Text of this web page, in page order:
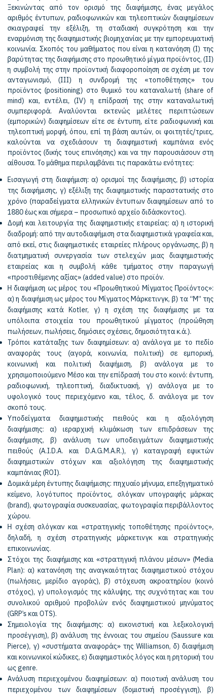
Ξεκινώντας από τον ορισμό της διαφήμισης, ένας μεγάλος
αριθμός έντυπων, ραδιοφωνικών και τηλεοπτικών διαφημίσεων
σκιαγραφεί την εξέλιξη, τη σταδιακή συγκρότηση και την
εναρμόνιση της διαφημιστικής βιομηχανίας με την εμπορευματική
κοινωνία. Σκοπός του μαθήματος που είναι η κατανόηση (Ι) της
βαρύτητας της διαφήμισης στο προωθητικό μίγμα προϊόντος, (ΙΙ)
η συμβολή της στην προϊοντική διαφοροποίηση σε σχέση με τον
ανταγωνισμό, (ΙΙΙ) η συνδρομή της «τοποθέτησης» του
προϊόντος (positioning) στο θυμικό του καταναλωτή (share of
mind) και, εντέλει, (IV) η επίδρασή της στην καταναλωτική
συμπεριφορά. Αναλύονται εκτενώς μελέτες περιπτώσεων
(εμπορικών) διαφημίσεων είτε σε έντυπη, είτε ραδιοφωνική και
τηλεοπτική μορφή, όπου, επί τη βάση αυτών, οι φοιτητές/τριες,
καλούνται να σχεδιάσουν τη διαφημιστική καμπάνια ενός
προϊόντος (δικής τους επινόησης) και να την παρουσιάσουν στη
αίθουσα. Το μάθημα περιλαμβάνει τις παρακάτω ενότητες:
Εισαγωγή στη διαφήμιση: α) ορισμοί της διαφήμισης, β) ιστορία
της διαφήμισης, γ) εξέλιξη της διαφημιστικής παραστατικής στο
χρόνο (παραδείγματα ελληνικών έντυπων διαφημίσεων από το
1880 έως και σήμερα – προσωπικό αρχείο διδάσκοντος).
Δομή και λειτουργία της διαφημιστικής εταιρείας: α) η ιστορική
διαδρομή: από την αυτοδιαφήμιση στα διαφημιστικά γραφεία και,
από εκεί, στις διαφημιστικές εταιρείες πλήρους οργάνωσης, β) η
διατμηματική συνεργασία των στελεχών μιας διαφημιστικής
εταιρείας και η συμβολή κάθε τμήματος στην παραγωγή
«προστιθέμενης αξίας» (added value) στο προϊόν.
Η διαφήμιση ως μέρος του «Προωθητικού Μίγματος Προϊόντος»:
α) η διαφήμιση ως μέρος του Μίγματος Μάρκετινγκ, β) τα “M” της
διαφήμισης κατά Kotler, γ) η σχέση της διαφήμισης με τα
υπόλοιπα στοιχεία του προωθητικού μίγματος (προώθηση
πωλήσεων, πωλήσεις, δημόσιες σχέσεις, δημοσιότητα κ.ά.).
Τρόποι κατάταξης των διαφημίσεων: α) ανάλογα με το πεδίο
αναφοράς τους (αγορά, κοινωνία, πολιτική) σε εμπορική,
κοινωνική και πολιτική διαφήμιση, β) ανάλογα με το
χρησιμοποιούμενο Μέσο και την επίδρασή του στο κοινό: έντυπη,
ραδιοφωνική, τηλεοπτική, διαδικτυακή, γ) ανάλογα με το
υφολογικό τους περιεχόμενο και, τέλος, δ. ανάλογα με τον
σκοπό τους.
Υποδείγματα διαφημιστικής πειθούς και η αξιολόγηση
διαφήμισης: α) ιεραρχική κλιμάκωση των επιδράσεων της
διαφήμισης, β) ανάλυση των υποδειγμάτων διαφημιστικής
πειθούς (A.I.D.A. και D.A.G.M.A.R.), γ) καταγραφή εφικτών
διαφημιστικών στόχων και αξιολόγηση της διαφημιστικής
καμπάνιας (ROI).
Δομικά μέρη έντυπης διαφήμισης: πηχυαίο μήνυμα, επεξηγηματικό
κείμενο, λογότυπος προϊόντος, σλόγκαν υπογραφής μάρκας
(brand), φωτογραφία συσκευασίας, φωτογραφία περιβάλλοντος
χώρου.
Η σχέση σλόγκαν και «στρατηγικής τοποθέτησης προϊόντος»,
δηλαδή, η σχέση στρατηγικής μάρκετινγκ και στρατηγικής
επικοινωνίας.
Στόχοι της διαφήμισης και «στρατηγική πλάνου μέσων» (Media
Plan): α) κατανόηση της αναγκαιότητας διαφημιστικού στόχου
(πωλήσεις, μερίδιο αγοράς), β) στόχευση ακροατηρίου (κοινό
στόχος), γ) υπολογισμός της κάλυψης, της συχνότητας και του
συνολικού αριθμού προβολών ενός διαφημιστικού μηνύματος
(GRP’s και OTS).
Σημειολογία της διαφήμισης: α) εικονιστική και λεξικολογική
προσέγγιση), β) ανάλυση της έννοιας του σημείου (Saussure και
Pierce), γ) «συστήματα αναφοράς» της Williamson, δ) διαφήμιση
και κοινωνικοί κώδικες, ε) διαφημιστικός λόγος και η ρητορική του
ως genre.
Ανάλυση περιεχομένου διαφημίσεων: α) ποιοτική ανάλυση του
περιεχομένου των διαφημίσεων (δομιστική προσέγγιση), β)